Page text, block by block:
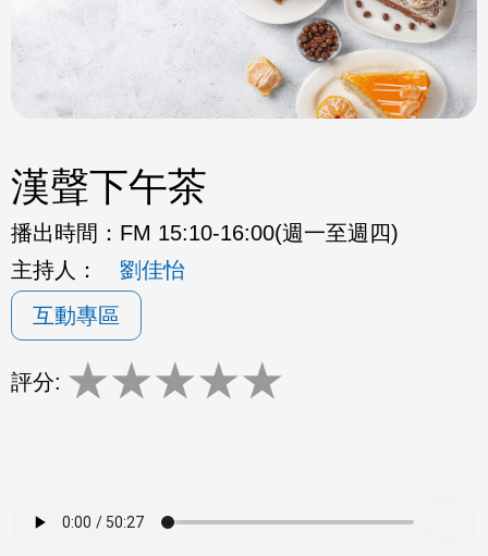
漢聲下午茶
播出時間： FM 15:10-16:00(週一至週四)
主持人：
劉佳怡
互動專區
評分: ★★★★★